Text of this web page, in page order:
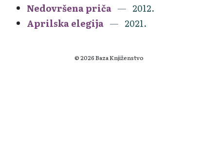
Nedovršena priča
2012.
Aprilska elegija
2021.
© 2026 Baza Knjiženstvo